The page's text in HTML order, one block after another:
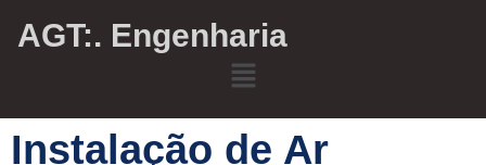
AGT:. Engenharia
Instalação de Ar